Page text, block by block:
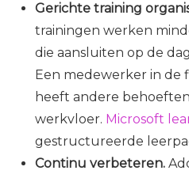
Gerichte training
trainingen werken
die aansluiten op de
Een medewerker in de
heeft andere
werkvloer. Microsoft
gestructureerde
Continu verbeteren.